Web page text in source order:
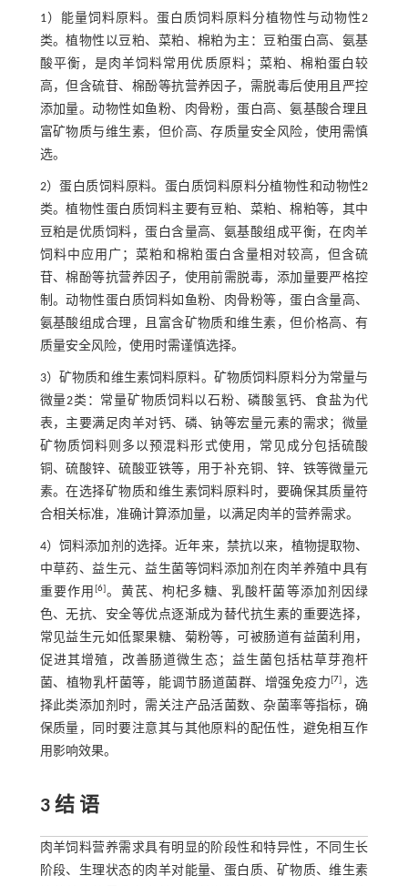
1）能量饲料原料。蛋白质饲料原料分植物性与动物性2
类。植物性以豆粕、菜粕、棉粕为主：豆粕蛋白高、氨基
酸平衡，是肉羊饲料常用优质原料；菜粕、棉粕蛋白较
高，但含硫苷、棉酚等抗营养因子，需脱毒后使用且严控
添加量。动物性如鱼粉、肉骨粉，蛋白高、氨基酸合理且
富矿物质与维生素，但价高、存质量安全风险，使用需慎
选。
2）蛋白质饲料原料。蛋白质饲料原料分植物性和动物性2
类。植物性蛋白质饲料主要有豆粕、菜粕、棉粕等，其中
豆粕是优质饲料，蛋白含量高、氨基酸组成平衡，在肉羊
饲料中应用广；菜粕和棉粕蛋白含量相对较高，但含硫
苷、棉酚等抗营养因子，使用前需脱毒，添加量要严格控
制。动物性蛋白质饲料如鱼粉、肉骨粉等，蛋白含量高、
氨基酸组成合理，且富含矿物质和维生素，但价格高、有
质量安全风险，使用时需谨慎选择。
3）矿物质和维生素饲料原料。矿物质饲料原料分为常量与
微量2类：常量矿物质饲料以石粉、磷酸氢钙、食盐为代
表，主要满足肉羊对钙、磷、钠等宏量元素的需求；微量
矿物质饲料则多以预混料形式使用，常见成分包括硫酸
铜、硫酸锌、硫酸亚铁等，用于补充铜、锌、铁等微量元
素。在选择矿物质和维生素饲料原料时，要确保其质量符
合相关标准，准确计算添加量，以满足肉羊的营养需求。
4）饲料添加剂的选择。近年来，禁抗以来，植物提取物、
中草药、益生元、益生菌等饲料添加剂在肉羊养殖中具有
重要作用[6]。黄芪、枸杞多糖、乳酸杆菌等添加剂因绿
色、无抗、安全等优点逐渐成为替代抗生素的重要选择，
常见益生元如低聚果糖、菊粉等，可被肠道有益菌利用，
促进其增殖，改善肠道微生态；益生菌包括枯草芽孢杆
菌、植物乳杆菌等，能调节肠道菌群、增强免疫力[7] ，选
择此类添加剂时，需关注产品活菌数、杂菌率等指标，确
保质量，同时要注意其与其他原料的配伍性，避免相互作
用影响效果。
3 结 语
肉羊饲料营养需求具有明显的阶段性和特异性，不同生长
阶段、生理状态的肉羊对能量、蛋白质、矿物质、维生素